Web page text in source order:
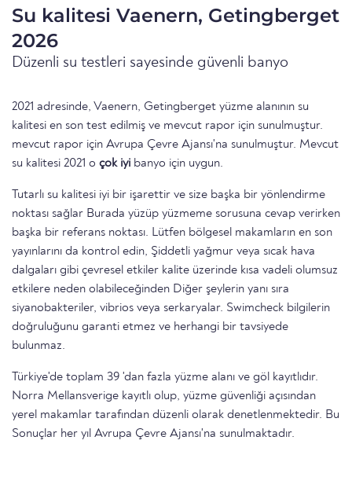
Su kalitesi Vaenern, Getingberget
2026
Düzenli su testleri sayesinde güvenli banyo
2021 adresinde, Vaenern, Getingberget yüzme alanının su
kalitesi en son test edilmiş ve mevcut rapor için sunulmuştur.
mevcut rapor için Avrupa Çevre Ajansı'na sunulmuştur. Mevcut
su kalitesi 2021 o çok iyi banyo için uygun.
Tutarlı su kalitesi iyi bir işarettir ve size başka bir yönlendirme
noktası sağlar Burada yüzüp yüzmeme sorusuna cevap verirken
başka bir referans noktası. Lütfen bölgesel makamların en son
yayınlarını da kontrol edin, Şiddetli yağmur veya sıcak hava
dalgaları gibi çevresel etkiler kalite üzerinde kısa vadeli olumsuz
etkilere neden olabileceğinden Diğer şeylerin yanı sıra
siyanobakteriler, vibrios veya serkaryalar. Swimcheck bilgilerin
doğruluğunu garanti etmez ve herhangi bir tavsiyede
bulunmaz.
Türkiye'de toplam 39 'dan fazla yüzme alanı ve göl kayıtlıdır.
Norra Mellansverige kayıtlı olup, yüzme güvenliği açısından
yerel makamlar tarafından düzenli olarak denetlenmektedir. Bu
Sonuçlar her yıl Avrupa Çevre Ajansı'na sunulmaktadır.